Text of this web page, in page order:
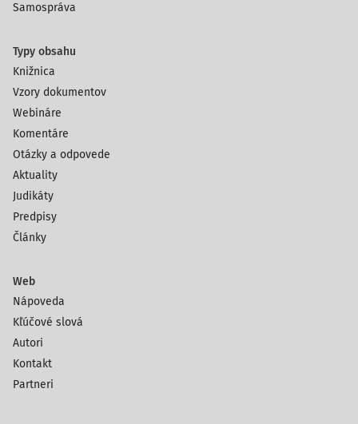
Samospráva
Typy obsahu
Knižnica
Vzory dokumentov
Webináre
Komentáre
Otázky a odpovede
Aktuality
Judikáty
Predpisy
Články
Web
Nápoveda
Kľúčové slová
Autori
Kontakt
Partneri